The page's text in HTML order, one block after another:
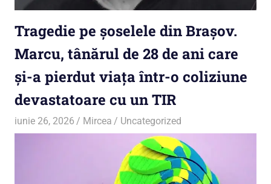
Tragedie pe șoselele din Brașov.
Marcu, tânărul de 28 de ani care
și-a pierdut viața într-o coliziune
devastatoare cu un TIR
iunie 26, 2026 Mircea Uncategorized